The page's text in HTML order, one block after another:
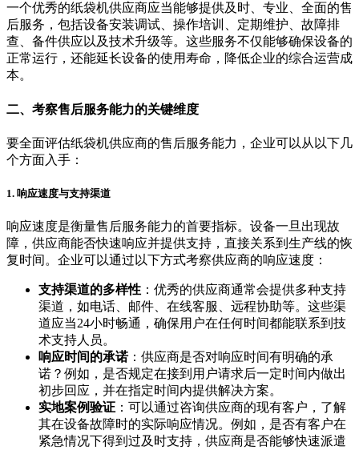
一个优秀的纸袋机供应商应当能够提供及时、专业、全面的售
后服务，包括设备安装调试、操作培训、定期维护、故障排
查、备件供应以及技术升级等。这些服务不仅能够确保设备的
正常运行，还能延长设备的使用寿命，降低企业的综合运营成
本。
二、考察售后服务能力的关键维度
要全面评估纸袋机供应商的售后服务能力，企业可以从以下几
个方面入手：
1. 响应速度与支持渠道
响应速度是衡量售后服务能力的首要指标。设备一旦出现故
障，供应商能否快速响应并提供支持，直接关系到生产线的恢
复时间。企业可以通过以下方式考察供应商的响应速度：
支持渠道的多样性 ：优秀的供应商通常会提供多种支持
渠道，如电话、邮件、在线客服、远程协助等。这些渠
道应当24小时畅通，确保用户在任何时间都能联系到技
术支持人员。
响应时间的承诺：供应商是否对响应时间有明确的承
诺？例如，是否规定在接到用户请求后一定时间内做出
初步回应，并在指定时间内提供解决方案。
实地案例验证 ：可以通过咨询供应商的现有客户，了解
其在设备故障时的实际响应情况。例如，是否有客户在
紧急情况下得到过及时支持，供应商是否能够快速派遣